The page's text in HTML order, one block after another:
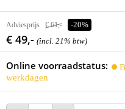
Adviesprijs € 61,- -20%
€ 49,- (incl. 21% btw)
Online voorraadstatus:
werkdagen